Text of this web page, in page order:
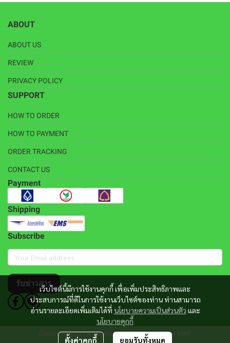
เว็บไซต์นี้มีการใช้งานคุกกี้ เพื่อเพิ่มประสิทธิภาพและ
ประสบการณ์ที่ดีในการใช้งานเว็บไซต์ของท่าน ท่านสามารถ
อ่านรายละเอียดเพิ่มเติมได้ที่ นโยบายความเป็นส่วนตัว และ
นโยบายคุกกี้
ตั้งค่าคุกกี้ ยอมรับทั้งหมด
ABOUT
ABOUT US
REVIEW
PRIVACY POLICY
SUPPORT
HOW TO ORDER
HOW TO PAYMENT
ORDER TRACKING
CONTACT US
Payment
Shipping
Subscribe
รับข่าวสาร
Copyright 2023 | All Rights Reserved | Powered by MWE